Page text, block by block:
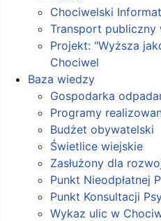
Chociwelski
Transport publiczny
Projekt: "Wyższa
Chociwel
Baza wiedzy
Gospodarka
Programy
Budżet obywatelski
Świetlice wiejskie
Zasłużony dla
Punkt Nieodpłatnej
Punkt Konsultacji
Wykaz ulic w